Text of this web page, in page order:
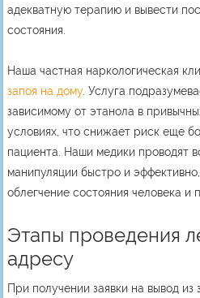
адекватную терапию и вывести
состояния.
Наша частная наркологическая
запоя на дому. Услуга
зависимому от этанола в
условиях, что снижает риск еще
пациента. Наши медики проводят
манипуляции быстро и
облегчение состояния человека и
Этапы проведения
адресу
При получении заявки на вывод из